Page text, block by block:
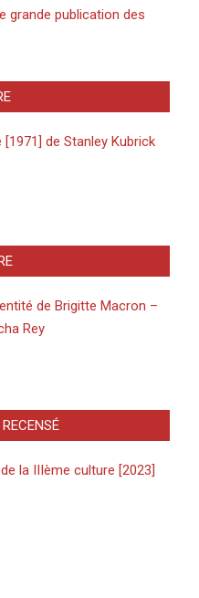
grande publication des
[1971] de Stanley Kubrick
de Brigitte Macron –
Rey
la IIIème culture [2023]